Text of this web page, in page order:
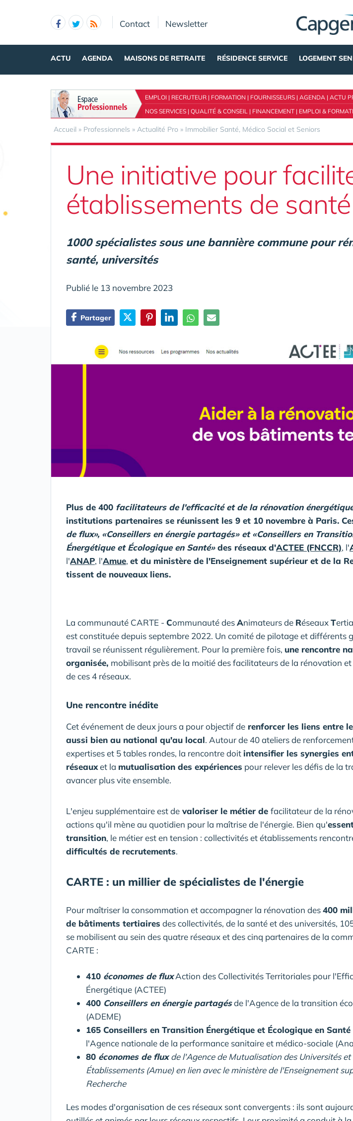
Contact Newsletter
ACTU AGENDA MAISONS DE RETRAITE RÉSIDENCE SERVICE LOGEMENT
EMPLOI | RECRUTEUR | FORMATION | FOURNISSEURS | AGENDA | ACTU
NOS SERVICES | QUALITÉ & CONSEIL | FINANCEMENT | EMPLOI &
Accueil » Professionnels » Actualité Pro » Immobilier Santé, Médico Social et Seniors
Une initiative pour
établissements de santé
1000 spécialistes sous une bannière commune pour
santé, universités
Publié le 13 novembre 2023
Partager
Plus de 400 facilitateurs de l'efficacité et de la rénovation
institutions partenaires se réunissent les 9 et 10 novembre à Paris.
de flux», «Conseillers en énergie partagés» et «Conseillers en
Énergétique et Écologique en Santé»des réseaux d'ACTEE (FNCCR), l'
l'ANAP, l'Amue, et du ministère de l'Enseignement supérieur et de la
tissent de nouveaux liens.
La communauté CARTE - Communauté desAnimateurs de RéseauxT
est constituée depuis septembre 2022. Un comité de pilotage et différents
travail se réunissent régulièrement. Pour la première fois, une rencontre
organisée, mobilisant près de la moitié des facilitateurs de la rénovation
de ces 4 réseaux.
Une rencontre inédite
Cet événement de deux jours a pour objectif de renforcer les liens entre
aussi bien au national qu'au local. Autour de 40 ateliers de
expertises et 5 tables rondes, la rencontre doit intensifier les synergies
réseauxet la mutualisation des expériences pour relever les défis de la
avancer plus vite ensemble.
L'enjeu supplémentaire est de valoriser le métier de facilitateur de la
actions qu'il mène au quotidien pour la maîtrise de l'énergie. Bien qu'
transition, le métier est en tension : collectivités et établissements
difficultés de recrutements.
CARTE : un millier de spécialistes de l'énergie
Pour maîtriser la consommation et accompagner la rénovation des400
de bâtiments tertiaires des collectivités, de la santé et des universités,
se mobilisent au sein des quatre réseaux et des cinq partenaires de la
CARTE :
410 économes de fluxAction des Collectivités Territoriales pour
Énergétique (ACTEE)
400 Conseillers en énergie partagésde l'Agence de la transition
(ADEME)
165 Conseillers en Transition Énergétique et Écologique en Santé
l'Agence nationale de la performance sanitaire et médico-sociale
80 économes de fluxde l'Agence de Mutualisation des Universités et
Établissements (Amue) en lien avec le ministère de l'Enseignement
Recherche
Les modes d'organisation de ces réseaux sont convergents : ils sont